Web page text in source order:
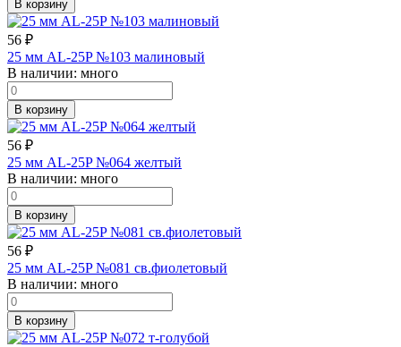
В корзину
56 ₽
25 мм AL-25P №103 малиновый
В наличии: много
В корзину
56 ₽
25 мм AL-25P №064 желтый
В наличии: много
В корзину
56 ₽
25 мм AL-25P №081 св.фиолетовый
В наличии: много
В корзину